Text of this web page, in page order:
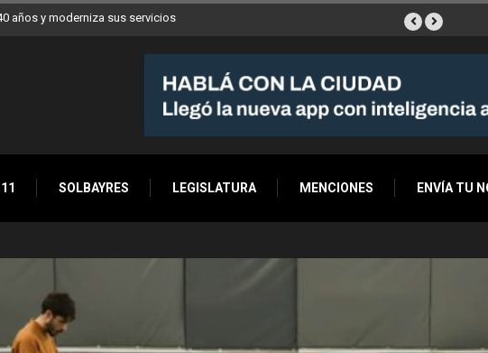
Notables y ya son 90 en toda la Ciudad
SOLBAYRES LEGISLATURA MENCIONES ENVÍA TU